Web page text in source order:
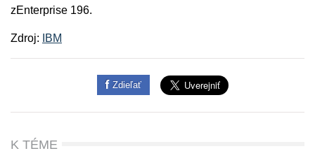
zEnterprise 196.
Zdroj: IBM
Zdieľať
K TÉME